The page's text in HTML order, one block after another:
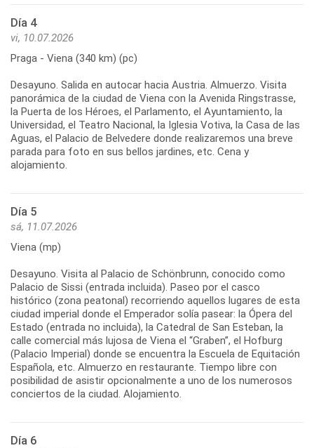
Día 4
vi, 10.07.2026
Praga - Viena (340 km) (pc)
Desayuno. Salida en autocar hacia Austria. Almuerzo. Visita
panorámica de la ciudad de Viena con la Avenida Ringstrasse,
la Puerta de los Héroes, el Parlamento, el Ayuntamiento, la
Universidad, el Teatro Nacional, la Iglesia Votiva, la Casa de las
Aguas, el Palacio de Belvedere donde realizaremos una breve
parada para foto en sus bellos jardines, etc. Cena y
alojamiento.
Día 5
sá, 11.07.2026
Viena (mp)
Desayuno. Visita al Palacio de Schönbrunn, conocido como
Palacio de Sissi (entrada incluida). Paseo por el casco
histórico (zona peatonal) recorriendo aquellos lugares de esta
ciudad imperial donde el Emperador solía pasear: la Ópera del
Estado (entrada no incluida), la Catedral de San Esteban, la
calle comercial más lujosa de Viena el “Graben”, el Hofburg
(Palacio Imperial) donde se encuentra la Escuela de Equitación
Española, etc. Almuerzo en restaurante. Tiempo libre con
posibilidad de asistir opcionalmente a uno de los numerosos
conciertos de la ciudad. Alojamiento.
Día 6